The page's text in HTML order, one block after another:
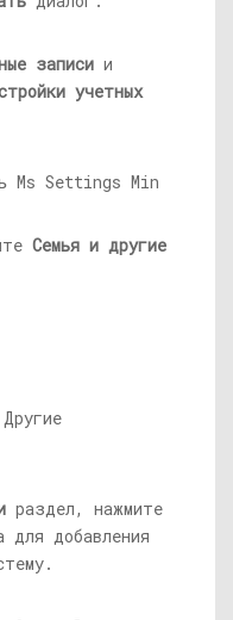
записи и
учетных
Семья и другие
раздел, нажмите
для добавления